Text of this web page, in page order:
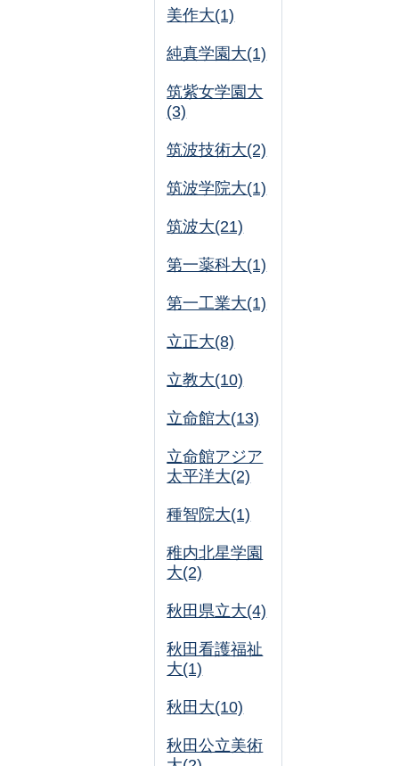
美作大(1)
純真学園大(1)
筑紫女学園大
(3)
筑波技術大(2)
筑波学院大(1)
筑波大(21)
第一薬科大(1)
第一工業大(1)
立正大(8)
立教大(10)
立命館大(13)
立命館アジア
太平洋大(2)
種智院大(1)
稚内北星学園
大(2)
秋田県立大(4)
秋田看護福祉
大(1)
秋田大(10)
秋田公立美術